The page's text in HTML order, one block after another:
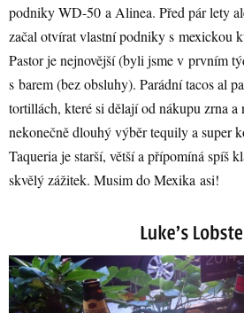
podniky WD-50 a Alinea. Před pár lety
začal otvírat vlastní podniky s mexickou
Pastor je nejnovější (byli jsme v prvním
s barem (bez obsluhy). Parádní tacos al
tortillách, které si dělají od nákupu zrna a
nekonečně dlouhý výběr tequily a super
Taqueria je starší, větší a přípomíná spíš
skvělý zážitek. Musim do Mexika asi!